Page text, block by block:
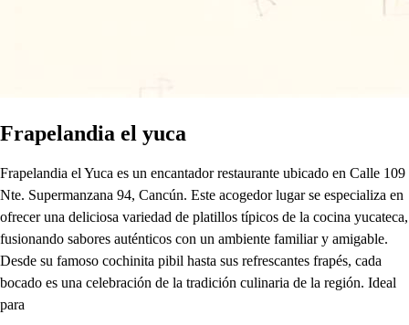
Frapelandia el yuca
Frapelandia el Yuca es un encantador restaurante ubicado en Calle 109
Nte. Supermanzana 94, Cancún. Este acogedor lugar se especializa en
ofrecer una deliciosa variedad de platillos típicos de la cocina yucateca,
fusionando sabores auténticos con un ambiente familiar y amigable.
Desde su famoso cochinita pibil hasta sus refrescantes frapés, cada
bocado es una celebración de la tradición culinaria de la región. Ideal
para